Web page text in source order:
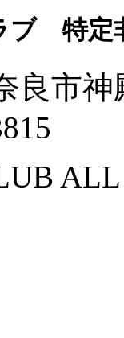
ブ 特定
良市
ALL